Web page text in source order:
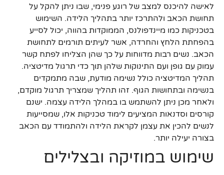
לאישה להיכנס למצב של רוגע פנימי, שבו ניתן להקל על
תחושת הכאב ולהתרכז יותר בתהליך הלידה. השימוש
בטכניקות כמו מיינדפולנס, הממוקדות בהווה, יכול לסייע
בהפחתת הלחץ והחרדה, אשר לעיתים תורמים לתחושת
הכאב. נשים רבות מדווחות על כך שהן הצליחו לפתח קשר
עמוק עם גופן ועם התינוקות שלהן תוך כדי תרגול מדיטציה.
תהליך המדיטציה כולל נשימה מודעת, שבה מתמקדים
בנשימה ובתחושות הגוף. זהו תהליך שמצריך תרגול מוקדם,
ולאחר מכן ניתן להשתמש בו במהלך הלידה עצמה. ישנם
קורסים וסדנאות המציעים לימוד טכניקות אלו, שמסייעות
לנשים להכין את עצמן לקראת הלידה ולהתמודד עם הכאב
בצורה יעילה יותר.
שימוש במוזיקה ובצלילים